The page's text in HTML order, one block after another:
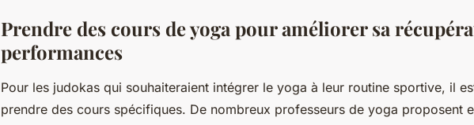
Prendre des cours de yoga pour améliorer sa
performances
Pour les judokas qui souhaiteraient intégrer le yoga à leur routine sportive, il
prendre des cours spécifiques. De nombreux professeurs de yoga proposent